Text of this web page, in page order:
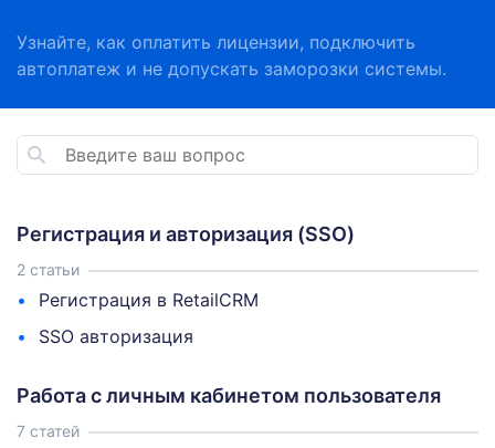
Узнайте, как оплатить лицензии, подключить
автоплатеж и не допускать заморозки системы.
Регистрация и авторизация (SSO)
2 статьи
Регистрация в RetailCRM
SSO авторизация
Работа с личным кабинетом пользователя
7 статей